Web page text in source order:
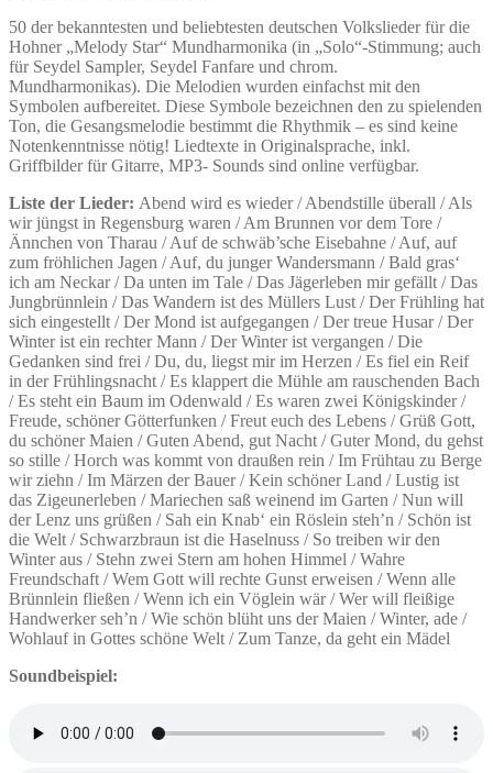
50 der bekanntesten und beliebtesten deutschen Volkslieder für die
Hohner „Melody Star“ Mundharmonika (in „Solo“-Stimmung; auch
für Seydel Sampler, Seydel Fanfare und chrom.
Mundharmonikas). Die Melodien wurden einfachst mit den
Symbolen aufbereitet. Diese Symbole bezeichnen den zu spielenden
Ton, die Gesangsmelodie bestimmt die Rhythmik – es sind keine
Notenkenntnisse nötig! Liedtexte in Originalsprache, inkl.
Griffbilder für Gitarre, MP3- Sounds sind online verfügbar.
Liste der Lieder: Abend wird es wieder / Abendstille überall / Als
wir jüngst in Regensburg waren / Am Brunnen vor dem Tore /
Ännchen von Tharau / Auf de schwäb’sche Eisebahne / Auf, auf
zum fröhlichen Jagen / Auf, du junger Wandersmann / Bald gras‘
ich am Neckar / Da unten im Tale / Das Jägerleben mir gefällt / Das
Jungbrünnlein / Das Wandern ist des Müllers Lust / Der Frühling hat
sich eingestellt / Der Mond ist aufgegangen / Der treue Husar / Der
Winter ist ein rechter Mann / Der Winter ist vergangen / Die
Gedanken sind frei / Du, du, liegst mir im Herzen / Es fiel ein Reif
in der Frühlingsnacht / Es klappert die Mühle am rauschenden Bach
/ Es steht ein Baum im Odenwald / Es waren zwei Königskinder /
Freude, schöner Götterfunken / Freut euch des Lebens / Grüß Gott,
du schöner Maien / Guten Abend, gut Nacht / Guter Mond, du gehst
so stille / Horch was kommt von draußen rein / Im Frühtau zu Berge
wir ziehn / Im Märzen der Bauer / Kein schöner Land / Lustig ist
das Zigeunerleben / Mariechen saß weinend im Garten / Nun will
der Lenz uns grüßen / Sah ein Knab‘ ein Röslein steh’n / Schön ist
die Welt / Schwarzbraun ist die Haselnuss / So treiben wir den
Winter aus / Stehn zwei Stern am hohen Himmel / Wahre
Freundschaft / Wem Gott will rechte Gunst erweisen / Wenn alle
Brünnlein fließen / Wenn ich ein Vöglein wär / Wer will fleißige
Handwerker seh’n / Wie schön blüht uns der Maien / Winter, ade /
Wohlauf in Gottes schöne Welt / Zum Tanze, da geht ein Mädel
Soundbeispiel: